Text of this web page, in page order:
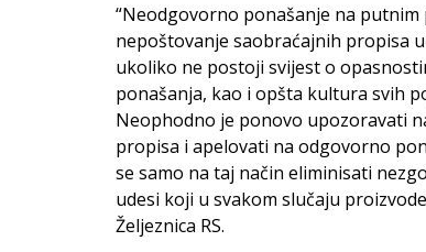
“Neodgovorno ponašanje na putnim
nepoštovanje saobraćajnih propisa
ukoliko ne postoji svijest o
ponašanja, kao i opšta kultura svih
Neophodno je ponovo upozoravati
propisa i apelovati na odgovorno
se samo na taj način eliminisati
udesi koji u svakom slučaju
Željeznica RS.